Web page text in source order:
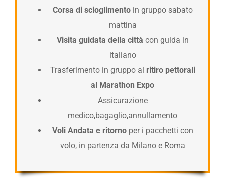
Corsa di scioglimentoin gruppo sabato
mattina
Visita guidata della città con guida in
italiano
Trasferimento in gruppo al ritiro pettorali
al Marathon Expo
Assicurazione
medico,bagaglio,annullamento
Voli Andata e ritornoper i pacchetti con
volo, in partenza da Milano e Roma